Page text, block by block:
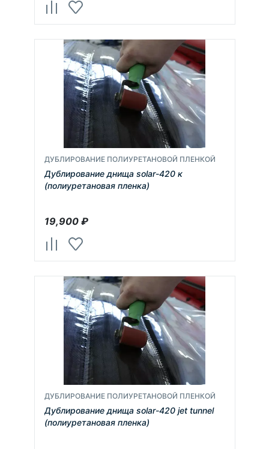
ДУБЛИРОВАНИЕ ПОЛИУРЕТАНОВОЙ ПЛЕНКОЙ
Дублирование днища solar-420 к
(полиуретановая пленка)
19,900₽
ДУБЛИРОВАНИЕ ПОЛИУРЕТАНОВОЙ ПЛЕНКОЙ
Дублирование днища solar-420 jet tunnel
(полиуретановая пленка)